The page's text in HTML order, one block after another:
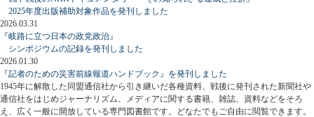
2025年度出版補助対象作品を発刊しました
2026.03.31
『岐路に立つ日本の政党政治』
シンポジウムの記録を発刊しました
2026.01.30
『記者のための災害前線報道ハンドブック』を発刊しました
1945年に解散した同盟通信社から引き継いだ各種資料、戦後に発刊された新聞社や
通信社をはじめジャーナリズム、メディアに関する書籍、雑誌、資料などをそろ
え、広く一般に開放している専門図書館です。どなたでもご自由に閲覧できます。